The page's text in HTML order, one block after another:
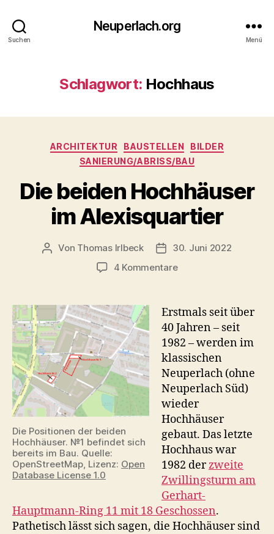
Suchen
Neuperlach.org
Menü
Schlagwort: Hochhaus
Kategorien
ARCHITEKTUR BAUSTELLEN
BILDER
SANIERUNG/ABRISS/BAU
Die beiden Hochhäuser
im Alexisquartier
Beitragsautor
Von Thomas Irlbeck Veröffentlichungsdatum
30. Juni 2022
4 Kommentarezu
Hochhäuser
im
Alexisquartier
Die Positionen der beiden
Hochhäuser. №1 befindet sich
bereits im Bau. Quelle:
OpenStreetMap, Lizenz: Open
Database License 1.0
Erstmals seit über
40 Jahren – seit
1982 – werden im
klassischen
Neuperlach (ohne
Neuperlach Süd)
wieder
Hochhäuser
gebaut. Das letzte
Hochhaus war
1982 derzweite
Zwillingsturm am
Gerhart-
Hauptmann-Ring 11 mit 18 Geschossen.
Pathetisch lässt sich sagen, die Hochhäuser sind